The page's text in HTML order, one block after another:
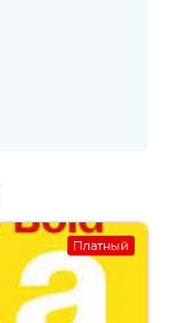
Платный